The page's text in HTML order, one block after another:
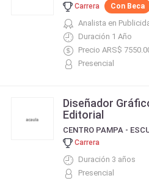
Carrera Con Beca
Analista en
Duración 1 Año
Precio ARS$
Presencial
Diseñador
Editorial
Carrera
Duración 3 años
Presencial